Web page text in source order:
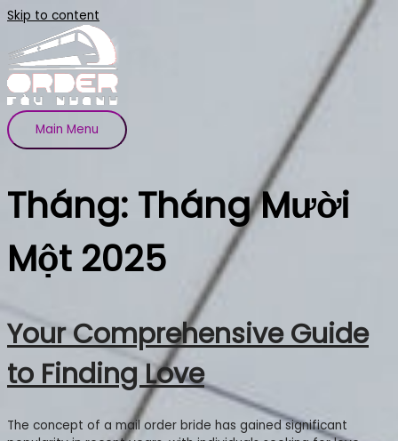
Skip to content
Main Menu
Tháng: Tháng Mười
Một 2025
Your Comprehensive Guide
to Finding Love
The concept of a mail order bride has gained significant